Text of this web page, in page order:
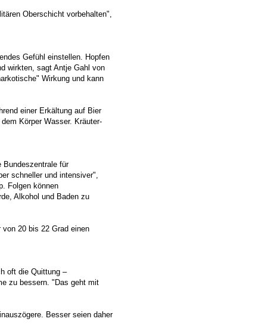
Oberschicht vorbehalten",
Gefühl einstellen. Hopfen
wirkten, sagt Antje Gahl von
Wirkung und kann
einer Erkältung auf Bier
Körper Wasser. Kräuter-
Bundeszentrale für
schneller und intensiver",
Folgen können
Alkohol und Baden zu
20 bis 22 Grad einen
oft die Quittung –
zu bessern. "Das geht mit
Besser seien daher